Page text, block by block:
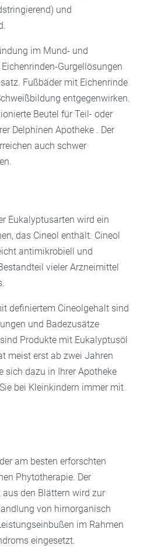
und
im Mund- und
Gurgellösungen
Fußbäder mit Eichenrinde
entgegenwirken.
Beutel für Teil- oder
Delphinen Apotheke . Der
auch schwer
Eukalyptusarten wird ein
das Cineol enthält. Cineol
antimikrobiell und
vieler Arzneimittel
definiertem Cineolgehalt sind
und Badezusätze
Produkte mit Eukalyptusöl
meist erst ab zwei Jahren
sich dazu in Ihrer Apotheke
bei Kleinkindern immer mit
am besten erforschten
Phytotherapie. Der
den Blättern wird zur
von hirnorganisch
im Rahmen
eingesetzt.